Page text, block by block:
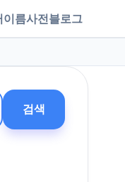
이름사전블로그
검색